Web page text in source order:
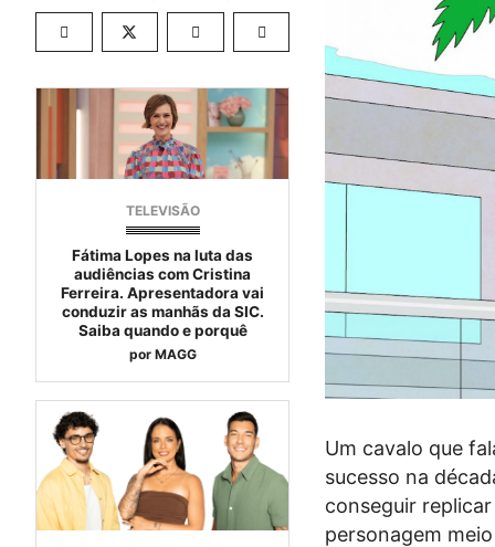
TELEVISÃO
Fátima Lopes na luta das
audiências com Cristina
Ferreira. Apresentadora vai
conduzir as manhãs da SIC.
Saiba quando e porquê
por MAGG
Um cavalo que
sucesso na
conseguir
personagem